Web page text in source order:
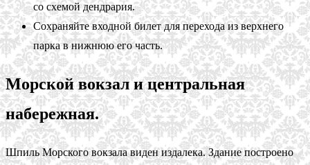
со схемой дендрария.
Сохраняйте входной билет для перехода из верхнего
парка в нижнюю его часть.
Морской вокзал и центральная
набережная.
Шпиль Морского вокзала виден издалека. Здание построено